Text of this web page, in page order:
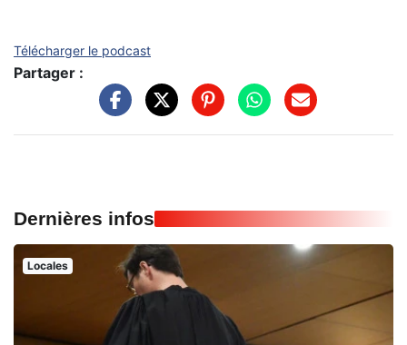
Télécharger le podcast
Partager :
Dernières infos
Locales